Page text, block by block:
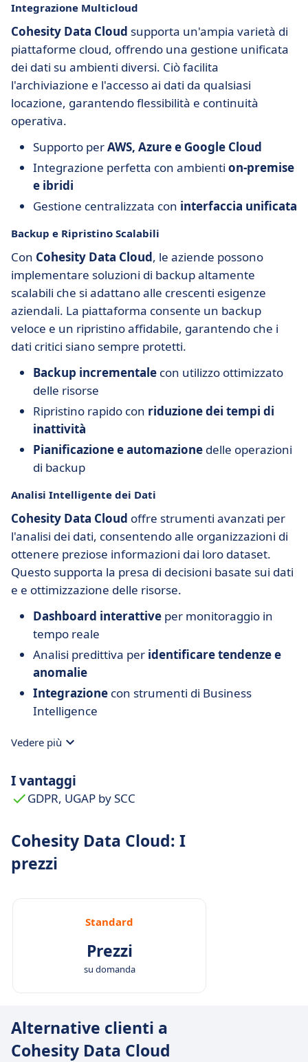
Integrazione Multicloud
Cohesity Data Cloud supporta un'ampia varietà di
piattaforme cloud, offrendo una gestione unificata
dei dati su ambienti diversi. Ciò facilita
l'archiviazione e l'accesso ai dati da qualsiasi
locazione, garantendo flessibilità e continuità
operativa.
Supporto perAWS, Azure e Google Cloud
Integrazione perfetta con ambienti on-premise
e ibridi
Gestione centralizzata con interfaccia unificata
Backup e Ripristino Scalabili
Con Cohesity Data Cloud, le aziende possono
implementare soluzioni di backup altamente
scalabili che si adattano alle crescenti esigenze
aziendali. La piattaforma consente un backup
veloce e un ripristino affidabile, garantendo che i
dati critici siano sempre protetti.
Backup incrementale con utilizzo ottimizzato
delle risorse
Ripristino rapido con riduzione dei tempi di
inattività
Pianificazione e automazione delle operazioni
di backup
Analisi Intelligente dei Dati
Cohesity Data Cloud offre strumenti avanzati per
l'analisi dei dati, consentendo alle organizzazioni di
ottenere preziose informazioni dai loro dataset.
Questo supporta la presa di decisioni basate sui dati
e e ottimizzazione delle risorse.
Dashboard interattive per monitoraggio in
tempo reale
Analisi predittiva per identificare tendenze e
anomalie
Integrazione con strumenti di Business
Intelligence
Vedere più
I vantaggi
GDPR, UGAP by SCC
Cohesity Data Cloud: I
prezzi
Standard
Prezzi
su domanda
Alternative clienti a
Cohesity Data Cloud